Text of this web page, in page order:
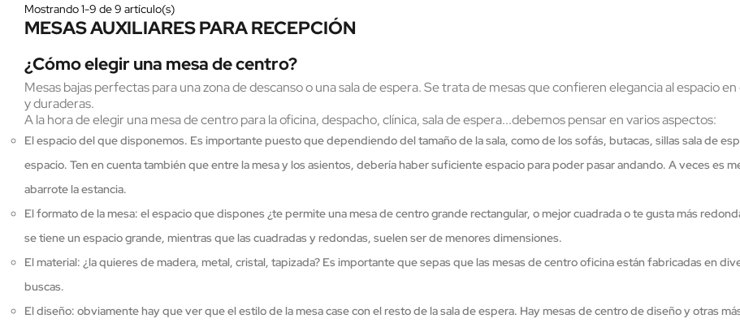
Mostrando 1-9 de 9 artículo(s)
MESAS AUXILIARES PARA RECEPCIÓN
¿Cómo elegir una mesa de centro?
Mesasbajas perfectas para una zona de descanso o unasala de espera. Se trata de mesas que confieren elegancia al espacio
y duraderas.
A la hora de elegir una mesa de centro para la oficina, despacho, clínica, sala de espera...debemos pensar en varios aspectos:
El espacio del que disponemos. Es importante puesto que dependiendo del tamaño de la sala, como de los sofás, butacas, sillas sala de
espacio. Ten en cuenta también que entre la mesa y los asientos, debería haber suficiente espacio para poder pasar andando. A veces es
abarrote la estancia.
El formato de la mesa: el espacio que dispones ¿te permite una mesa de centro grande rectangular, o mejor cuadrada o te gusta más
se tiene un espacio grande, mientras que las cuadradas y redondas, suelen ser de menores dimensiones.
El material: ¿la quieres de madera, metal, cristal, tapizada? Es importante que sepas que las mesas de centro oficina están fabricadas en
buscas.
El diseño: obviamente hay que ver que el estilo de la mesa case con el resto de la sala de espera. Hay mesas de centro de diseño y otras